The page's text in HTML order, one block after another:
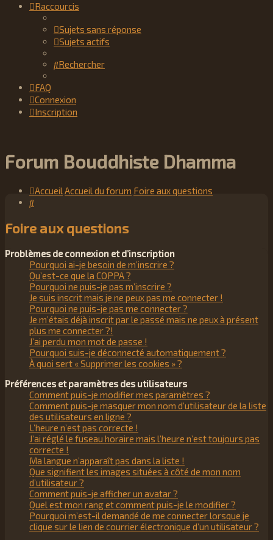
Raccourcis
Sujets sans réponse
Sujets actifs
Rechercher
FAQ
Connexion
Inscription
Forum Bouddhiste Dhamma
AccueilAccueil du forum Foire aux questions
Foire aux questions
Problèmes de connexion et d’inscription
Pourquoi ai-je besoin de m’inscrire ?
Qu’est-ce que la COPPA ?
Pourquoi ne puis-je pas m’inscrire ?
Je suis inscrit mais je ne peux pas me connecter !
Pourquoi ne puis-je pas me connecter ?
Je m’étais déjà inscrit par le passé mais ne peux à présent
plus me connecter ?!
J’ai perdu mon mot de passe !
Pourquoi suis-je déconnecté automatiquement ?
À quoi sert « Supprimer les cookies » ?
Préférences et paramètres des utilisateurs
Comment puis-je modifier mes paramètres ?
Comment puis-je masquer mon nom d’utilisateur de la liste
des utilisateurs en ligne ?
L’heure n’est pas correcte !
J’ai réglé le fuseau horaire mais l’heure n’est toujours pas
correcte !
Ma langue n’apparaît pas dans la liste !
Que signifient les images situées à côté de mon nom
d’utilisateur ?
Comment puis-je afficher un avatar ?
Quel est mon rang et comment puis-je le modifier ?
Pourquoi m’est-il demandé de me connecter lorsque je
clique sur le lien de courrier électronique d’un utilisateur ?